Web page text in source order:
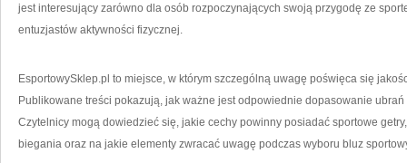
jest interesujący zarówno dla osób rozpoczynających swoją przygodę ze
entuzjastów aktywności fizycznej.
EsportowySklep.pl to miejsce, w którym szczególną uwagę poświęca się
Publikowane treści pokazują, jak ważne jest odpowiednie dopasowanie
Czytelnicy mogą dowiedzieć się, jakie cechy powinny posiadać sportowe
biegania oraz na jakie elementy zwracać uwagę podczas wyboru bluz